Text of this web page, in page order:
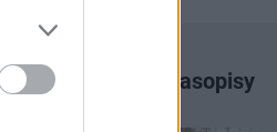
Najnovšie časopisy